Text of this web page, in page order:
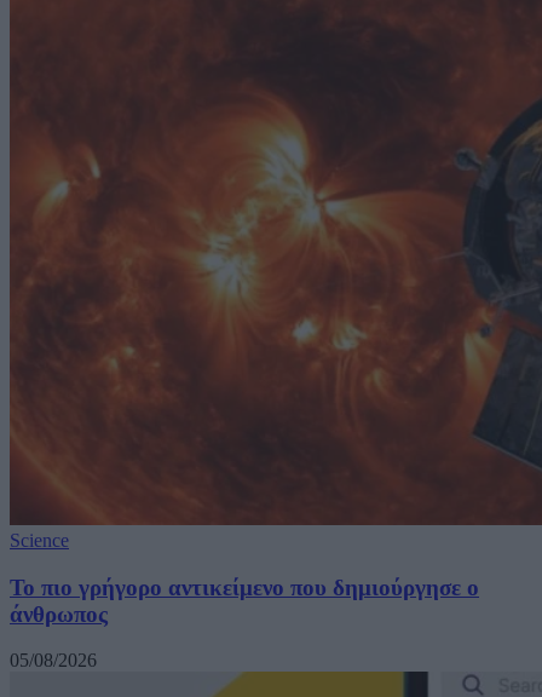
Science
Το πιο γρήγορο αντικείμενο που δημιούργησε ο
άνθρωπος
05/08/2026